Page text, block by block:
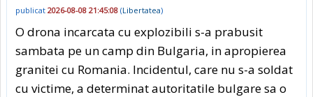
publicat 2026-08-08 21:45:08 (Libertatea)
O drona incarcata cu explozibili s-a prabusit
sambata pe un camp din Bulgaria, in apropierea
granitei cu Romania. Incidentul, care nu s-a soldat
cu victime, a determinat autoritatile bulgare sa o